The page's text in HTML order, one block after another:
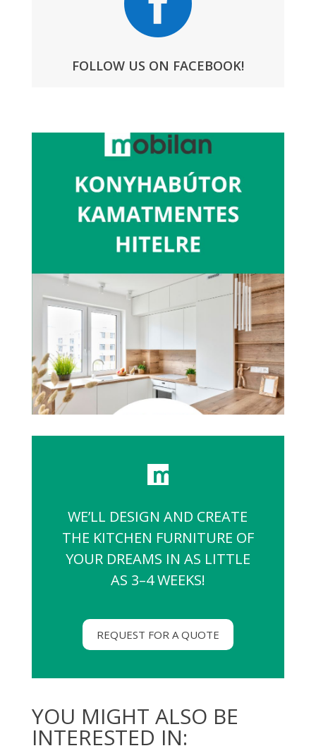
FOLLOW US ON FACEBOOK!
WE’LL DESIGN AND CREATE
THE KITCHEN FURNITURE OF
YOUR DREAMS IN AS LITTLE
AS 3–4 WEEKS!
REQUEST FOR A QUOTE
YOU MIGHT ALSO BE
INTERESTED IN: